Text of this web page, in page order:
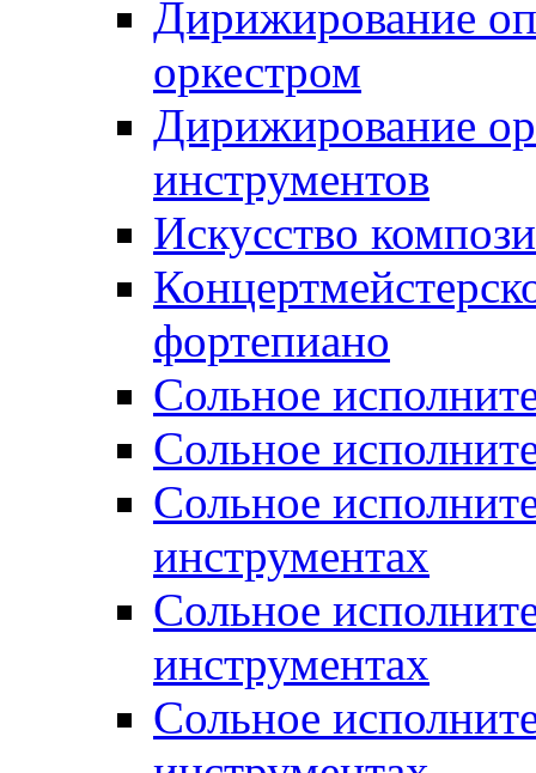
Дирижирование
оркестром
Дирижирование
инструментов
Искусство
фортепиано
Сольное
Сольное
Сольное
инструментах
Сольное
инструментах
Сольное